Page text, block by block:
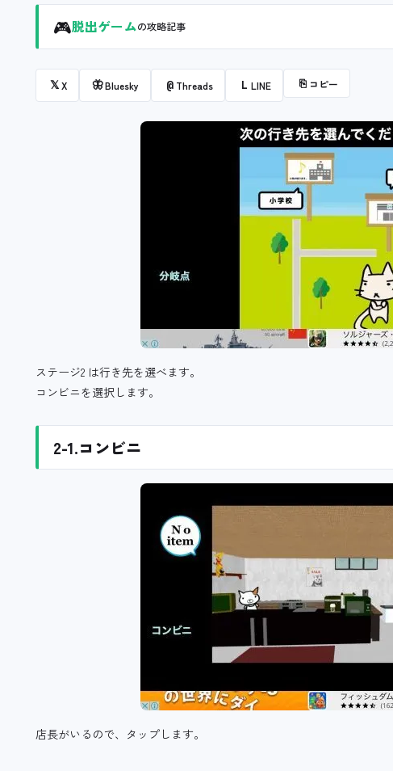
🎮脱出ゲームの攻略記事
𝕏X 🦋Bluesky @ Threads L LINE ⎘ コピー
ステージ2 は行き先を選べます。
コンビニを選択します。
2-1.コンビニ
店長がいるので、タップします。